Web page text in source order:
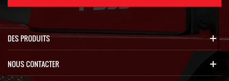
DES PRODUITS
NOUS CONTACTER